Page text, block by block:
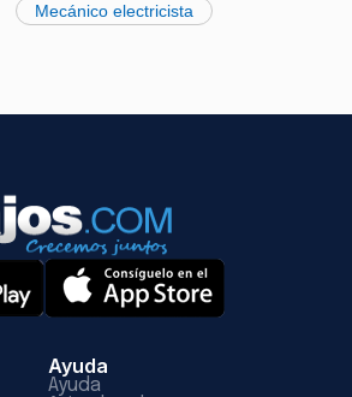
Mecánico electricista
Ayuda
Ayuda